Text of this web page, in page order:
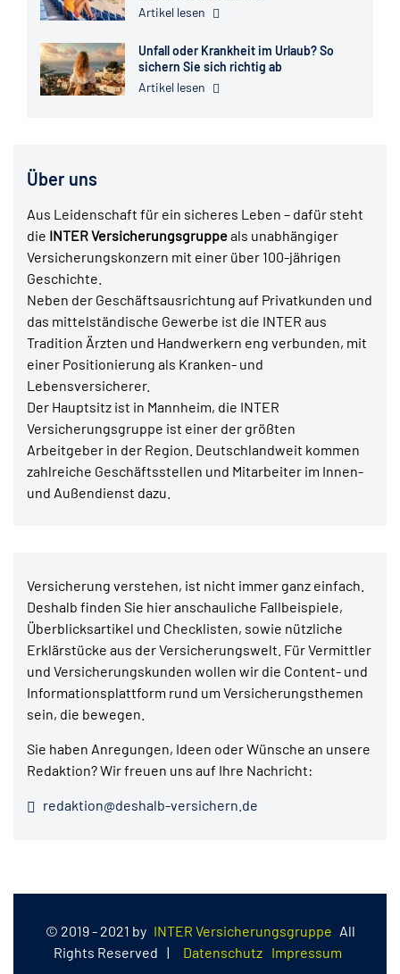
Artikel lesen
Unfall oder Krankheit im Urlaub? So
sichern Sie sich richtig ab
Artikel lesen
Über uns
Aus Leidenschaft für ein sicheres Leben – dafür steht
die INTER Versicherungsgruppeals unabhängiger
Versicherungskonzern mit einer über 100-jährigen
Geschichte.
Neben der Geschäftsausrichtung auf Privatkunden und
das mittelständische Gewerbe ist die INTER aus
Tradition Ärzten und Handwerkern eng verbunden, mit
einer Positionierung als Kranken- und
Lebensversicherer.
Der Hauptsitz ist in Mannheim, die INTER
Versicherungsgruppe ist einer der größten
Arbeitgeber in der Region. Deutschlandweit kommen
zahlreiche Geschäftsstellen und Mitarbeiter im Innen-
und Außendienst dazu.
Versicherung verstehen, ist nicht immer ganz einfach.
Deshalb finden Sie hier anschauliche Fallbeispiele,
Überblicksartikel und Checklisten, sowie nützliche
Erklärstücke aus der Versicherungswelt. Für Vermittler
und Versicherungskunden wollen wir die Content- und
Informationsplattform rund um Versicherungsthemen
sein, die bewegen.
Sie haben Anregungen, Ideen oder Wünsche an unsere
Redaktion? Wir freuen uns auf Ihre Nachricht:
redaktion@deshalb-versichern.de
© 2019 - 2021 by INTER Versicherungsgruppe All
Rights Reserved | Datenschutz Impressum